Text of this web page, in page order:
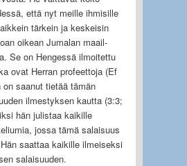
että nyt meille ihmisille
tärkein ja keskeisin
oikean Jumalan maail­
Se on Hengessä ilmoitettu
ovat Herran profeettoja (Ef
saanut tietää tämän
ilmestyksen kautta (3:3;
hän julistaa kaikille
jossa tämä salaisuus
saattaa kaikille ilmeiseksi
salaisuuden.